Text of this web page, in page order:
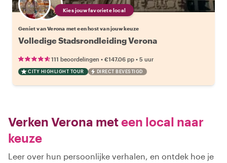
Kies jouw favoriete local
Geniet van Verona met een host van jouw keuze
Volledige Stadsrondleiding Verona
111 beoordelingen • €147.06 pp • 5 uur
CITY HIGHLIGHT TOUR DIRECT BEVESTIGD
Verken Verona meteen local naar
keuze
Leer over hun persoonlijke verhalen, en ontdek hoe je